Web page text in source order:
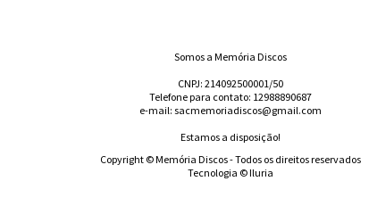
Somos a Memória Discos
CNPJ: 214092500001/50
Telefone para contato: 12988890687
e-mail: sacmemoriadiscos@gmail.com
Estamos a disposição!
Copyright © Memória Discos - Todos os direitos reservados
Tecnologia © Iluria